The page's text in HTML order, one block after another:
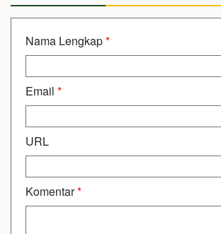
Nama Lengkap*
Email *
URL
Komentar*